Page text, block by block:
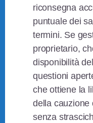
riconsegna
puntuale dei
termini. Se
proprietario,
disponibilità
questioni
che ottiene la
della cauzione
senza